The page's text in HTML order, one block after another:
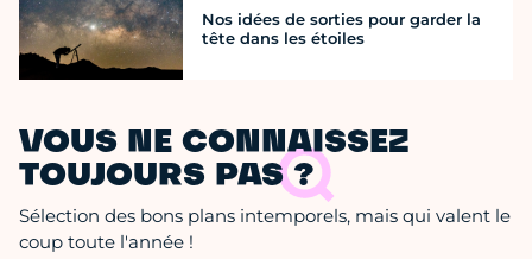
Nos idées de sorties pour garder la
tête dans les étoiles
VOUS NE CONNAISSEZ
TOUJOURS PAS ?
Sélection des bons plans intemporels, mais qui valent le
coup toute l'année !